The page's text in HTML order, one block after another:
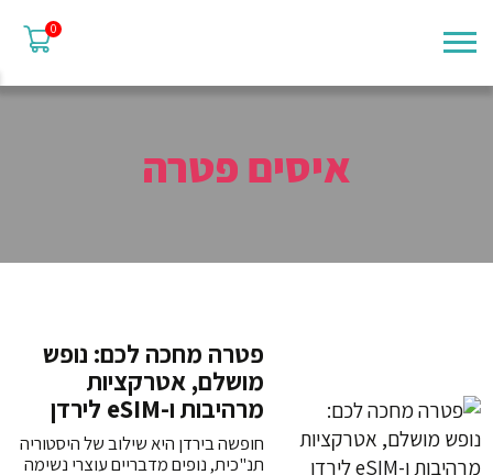
0
איסים פטרה
פטרה מחכה לכם: נופש
מושלם, אטרקציות
מרהיבות ו-eSIM לירדן
חופשה בירדן היא שילוב של היסטוריה
תנ"כית, נופים מדבריים עוצרי נשימה